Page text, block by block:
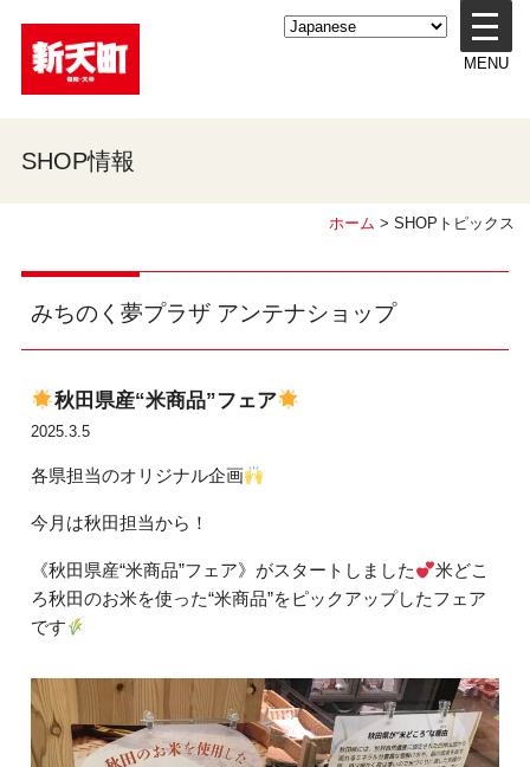
メ
ニ
ュ
MENU
SHOP情報
ホーム > SHOPトピックス
みちのく夢プラザ アンテナショップ
秋田県産“米商品”フェア
2025.3.5
各県担当のオリジナル企画
今月は秋田担当から！
《秋田県産“米商品”フェア》がスタートしました
米どこ
ろ秋田のお米を使った“米商品”をピックアップしたフェア
です